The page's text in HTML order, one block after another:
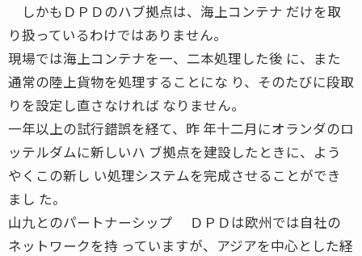
しかもＤＰＤのハブ拠点は、海上コンテナ だけを取
り扱っているわけではありません。
現場では海上コンテナを一、二本処理した後 に、また
通常の陸上貨物を処理することにな り、そのたびに段取
りを設定し直さなければ なりません。
一年以上の試行錯誤を経て、昨 年十二月にオランダのロ
ッテルダムに新しいハ ブ拠点を建設したときに、よう
やくこの新し い処理システムを完成させることができ
まし た。
山九とのパートナーシップ ＤＰＤは欧州では自社の
ネットワークを持 っていますが、アジアを中心とした経